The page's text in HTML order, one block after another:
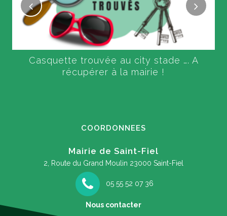
Casquette trouvée au city stade …. A
récupérer à la mairie !
COORDONNEES
Mairie de Saint-Fiel
2, Route du Grand Moulin 23000 Saint-Fiel
05 55 52 07 36
Nous contacter